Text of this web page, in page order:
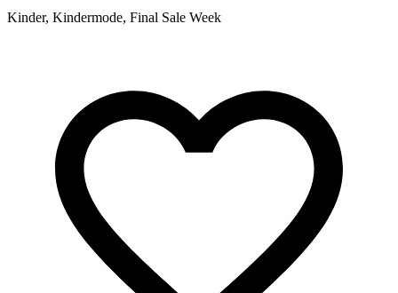
Kinder, Kindermode, Final Sale Week